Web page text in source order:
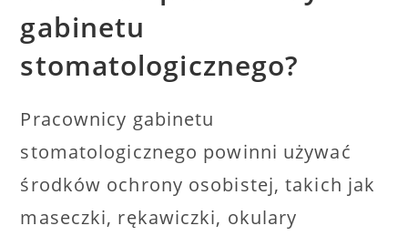
gabinetu
stomatologicznego?
Pracownicy gabinetu
stomatologicznego powinni używać
środków ochrony osobistej, takich jak
maseczki, rękawiczki, okulary